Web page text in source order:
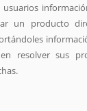
un producto
resolver sus